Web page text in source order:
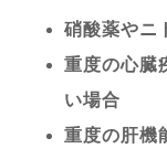
硝酸薬やニ
重度の心臓
い場合
重度の肝機